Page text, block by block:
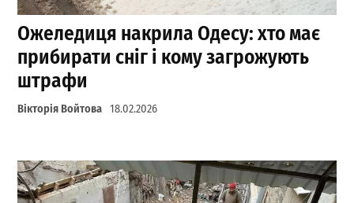
Ожеледиця накрила Одесу: хто має
прибирати сніг і кому загрожують
штрафи
Вікторія Войтова 18.02.2026